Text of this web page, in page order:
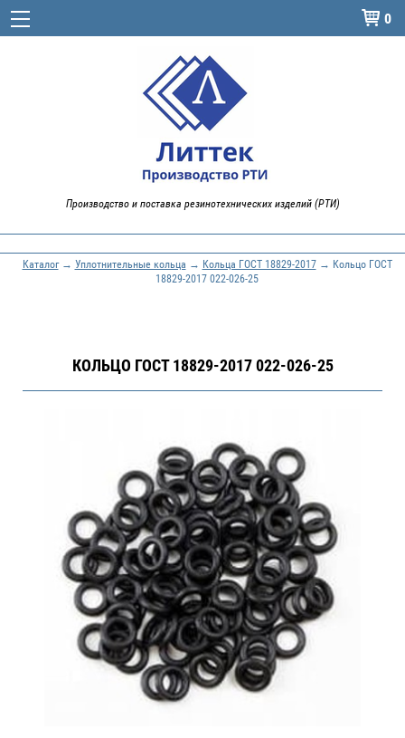
 0
Производство и поставка резинотехнических изделий (РТИ)
Каталог→ Уплотнительные кольца → Кольца ГОСТ 18829-2017→ Кольцо ГОСТ
18829-2017 022-026-25
КОЛЬЦО ГОСТ 18829-2017 022-026-25